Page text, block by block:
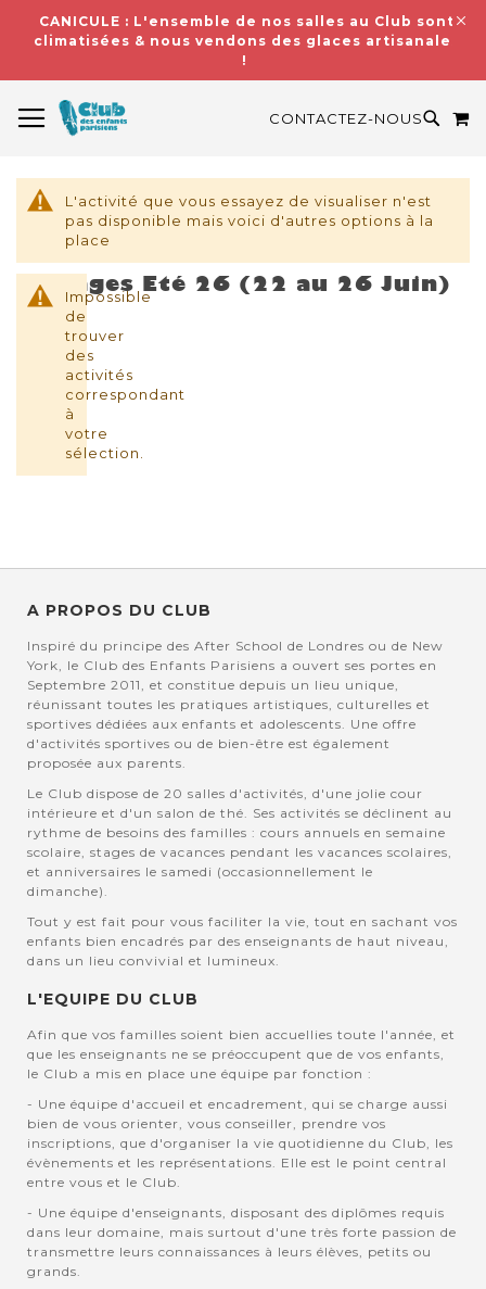
CANICULE : L'ensemble de nos salles au Club sont
climatisées & nous vendons des glaces artisanales
!
CONTACTEZ-NOUS
L'activité que vous essayez de visualiser n'est
pas disponible mais voici d'autres options à la
place
Stages Eté 26 (22 au 26 Juin)
Impossible
de
trouver
des
activités
correspondant
à
votre
sélection.
A PROPOS DU CLUB
Inspiré du principe des After School de Londres ou de New
York, le Club des Enfants Parisiens a ouvert ses portes en
Septembre 2011, et constitue depuis un lieu unique,
réunissant toutes les pratiques artistiques, culturelles et
sportives dédiées aux enfants et adolescents. Une offre
d'activités sportives ou de bien-être est également
proposée aux parents.
Le Club dispose de 20 salles d'activités, d'une jolie cour
intérieure et d'un salon de thé. Ses activités se déclinent au
rythme de besoins des familles : cours annuels en semaine
scolaire, stages de vacances pendant les vacances scolaires,
et anniversaires le samedi (occasionnellement le
dimanche).
Tout y est fait pour vous faciliter la vie, tout en sachant vos
enfants bien encadrés par des enseignants de haut niveau,
dans un lieu convivial et lumineux.
L'EQUIPE DU CLUB
Afin que vos familles soient bien accuellies toute l'année, et
que les enseignants ne se préoccupent que de vos enfants,
le Club a mis en place une équipe par fonction :
- Une équipe d'accueil et encadrement, qui se charge aussi
bien de vous orienter, vous conseiller, prendre vos
inscriptions, que d'organiser la vie quotidienne du Club, les
évènements et les représentations. Elle est le point central
entre vous et le Club.
- Une équipe d'enseignants, disposant des diplômes requis
dans leur domaine, mais surtout d'une très forte passion de
transmettre leurs connaissances à leurs élèves, petits ou
grands.